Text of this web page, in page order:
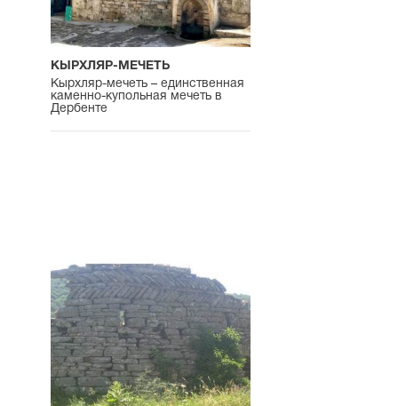
КЫРХЛЯР-МЕЧЕТЬ
Кырхляр-мечеть – единственная
каменно-купольная мечеть в
Дербенте